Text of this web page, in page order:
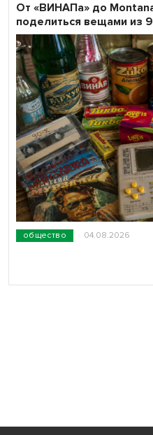
общество 04.08.2026
От «ВИНАПа» до
поделиться вещами из